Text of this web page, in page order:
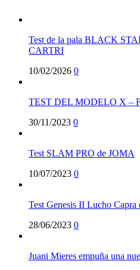
Test de la pala BLACK
CARTRI
10/02/2026 0
TEST DEL MODELO X –
30/11/2023 0
Test SLAM PRO de JOMA
10/07/2023 0
Test Genesis II Lucho Capra
28/06/2023 0
Juani Mieres empuña una